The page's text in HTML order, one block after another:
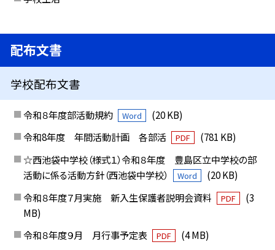
配布文書
学校配布文書
令和８年度部活動規約 Word
(20 KB)
令和8年度 年間活動計画 各部活
PDF
(781 KB)
☆西池袋中学校（様式１）令和８年度 豊島区立中学校の部
活動に係る活動方針（西池袋中学校）
Word
(20 KB)
令和８年度７月実施 新入生保護者説明会資料
PDF
(3
MB)
令和８年度９月 月行事予定表
PDF
(4 MB)